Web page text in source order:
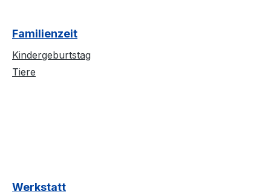
Familienzeit
Kindergeburtstag
Tiere
Werkstatt